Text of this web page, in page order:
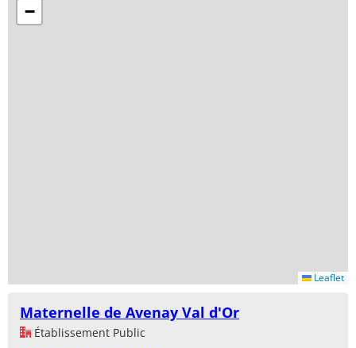
−
Leaflet
Maternelle de Avenay Val d'Or
Établissement Public